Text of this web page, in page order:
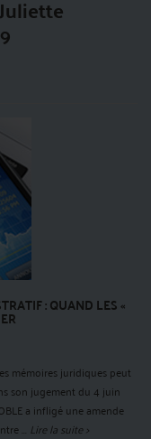
: QUAND LES «
mémoires juridiques peut
son jugement du 4 juin
a infligé une amende
... Lire la suite >